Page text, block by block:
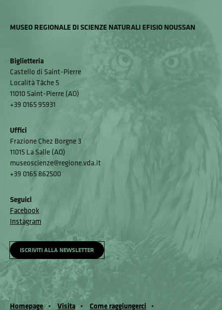
MUSEO REGIONALE DI SCIENZE NATURALI EFISIO NOUSSAN
Biglietteria
Castello di Saint-Pierre
Località Tâche 5
11010 Saint-Pierre (AO)
+39 0165 95931
Uffici
Frazione Chez Borgne 3
11015 La Salle (AO)
museoscienze@regione.vda.it
+39 0165 862500
Seguici
Facebook
Instagram
ISCRIVITI ALLA NEWSLETTER
Homepage Visita Come raggiungerci